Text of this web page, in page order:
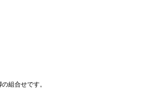
組合せです。